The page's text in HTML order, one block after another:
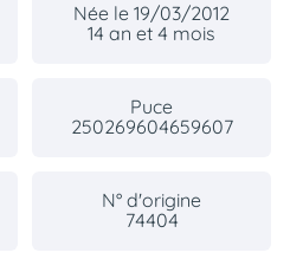
Née le 19/03/2012
14 an et 4 mois
Puce
250269604659607
N° d'origine
74404